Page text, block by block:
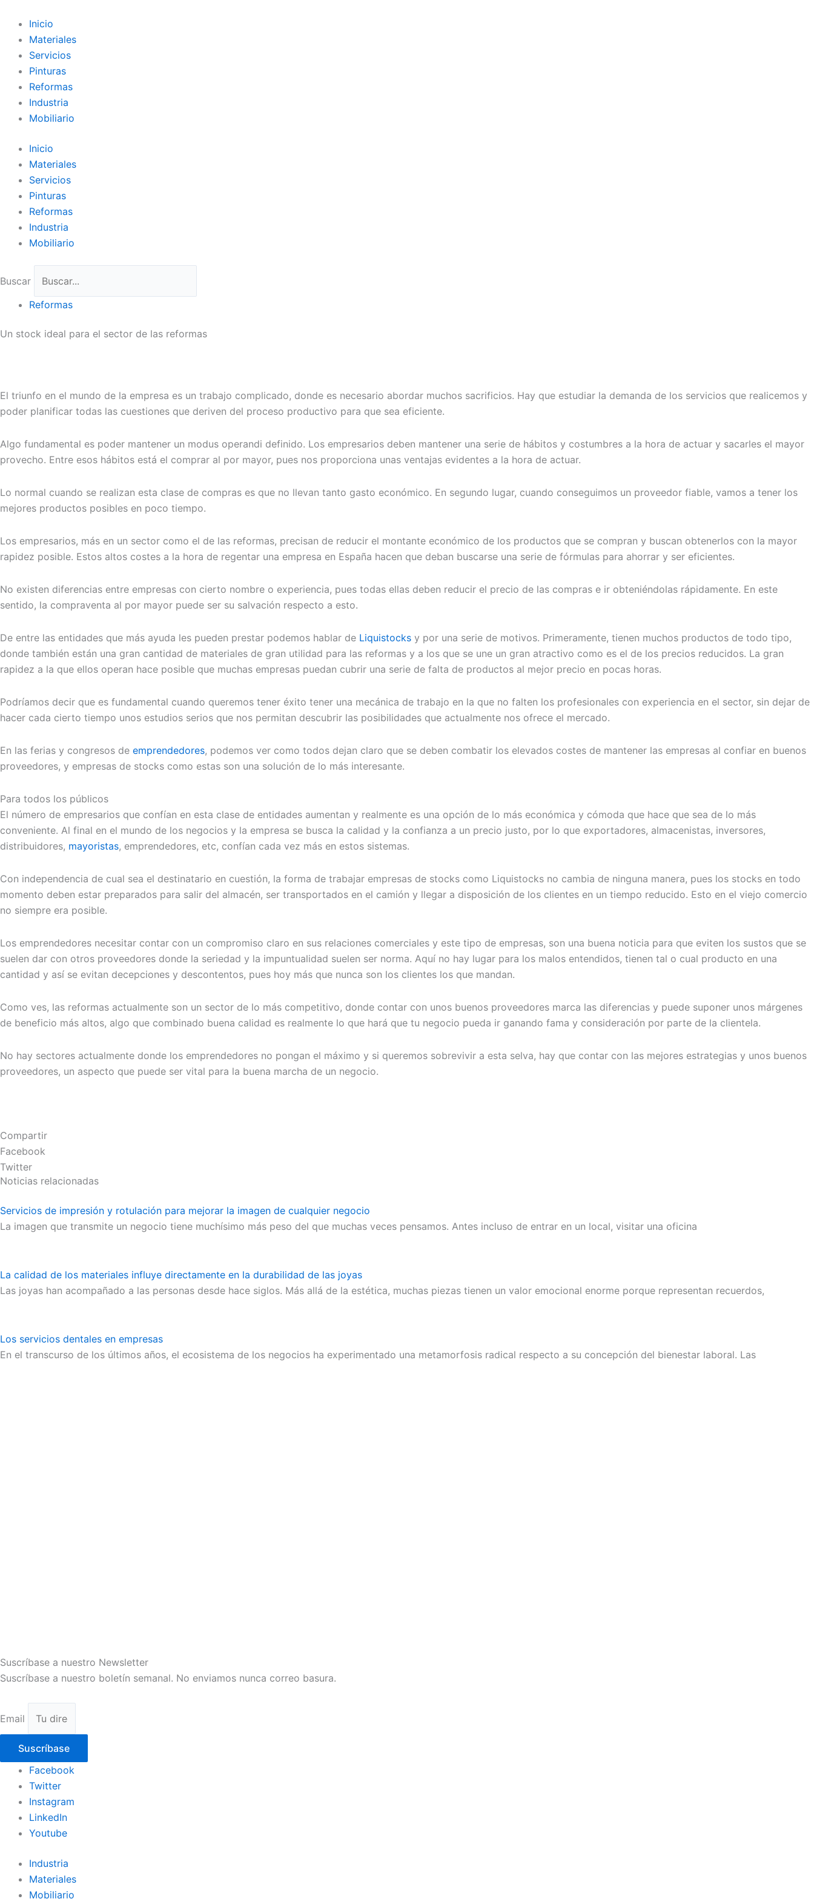
contenido
Inicio
Materiales
Servicios
Pinturas
Reformas
Industria
Mobiliario
Inicio
Materiales
Servicios
Pinturas
Reformas
Industria
Mobiliario
Buscar
Reformas
Un stock ideal para el sector de las reformas
El triunfo en el mundo de la empresa es un trabajo complicado, donde es necesario abordar muchos sacrificios. Hay que estudiar la demanda de los servicios que realicemos y
poder planificar todas las cuestiones que deriven del proceso productivo para que sea eficiente.
Algo fundamental es poder mantener un modus operandi definido. Los empresarios deben mantener una serie de hábitos y costumbres a la hora de actuar y sacarles el mayor
provecho. Entre esos hábitos está el comprar al por mayor, pues nos proporciona unas ventajas evidentes a la hora de actuar.
Lo normal cuando se realizan esta clase de compras es que no llevan tanto gasto económico. En segundo lugar, cuando conseguimos un proveedor fiable, vamos a tener los
mejores productos posibles en poco tiempo.
Los empresarios, más en un sector como el de las reformas, precisan de reducir el montante económico de los productos que se compran y buscan obtenerlos con la mayor
rapidez posible. Estos altos costes a la hora de regentar una empresa en España hacen que deban buscarse una serie de fórmulas para ahorrar y ser eficientes.
No existen diferencias entre empresas con cierto nombre o experiencia, pues todas ellas deben reducir el precio de las compras e ir obteniéndolas rápidamente. En este
sentido, la compraventa al por mayor puede ser su salvación respecto a esto.
De entre las entidades que más ayuda les pueden prestar podemos hablar de Liquistocks y por una serie de motivos. Primeramente, tienen muchos productos de todo tipo,
donde también están una gran cantidad de materiales de gran utilidad para las reformas y a los que se une un gran atractivo como es el de los precios reducidos. La gran
rapidez a la que ellos operan hace posible que muchas empresas puedan cubrir una serie de falta de productos al mejor precio en pocas horas.
Podríamos decir que es fundamental cuando queremos tener éxito tener una mecánica de trabajo en la que no falten los profesionales con experiencia en el sector, sin dejar de
hacer cada cierto tiempo unos estudios serios que nos permitan descubrir las posibilidades que actualmente nos ofrece el mercado.
En las ferias y congresos de emprendedores, podemos ver como todos dejan claro que se deben combatir los elevados costes de mantener las empresas al confiar en buenos
proveedores, y empresas de stocks como estas son una solución de lo más interesante.
Para todos los públicos
El número de empresarios que confían en esta clase de entidades aumentan y realmente es una opción de lo más económica y cómoda que hace que sea de lo más
conveniente. Al final en el mundo de los negocios y la empresa se busca la calidad y la confianza a un precio justo, por lo que exportadores, almacenistas, inversores,
distribuidores, mayoristas, emprendedores, etc, confían cada vez más en estos sistemas.
Con independencia de cual sea el destinatario en cuestión, la forma de trabajar empresas de stocks como Liquistocks no cambia de ninguna manera, pues los stocks en todo
momento deben estar preparados para salir del almacén, ser transportados en el camión y llegar a disposición de los clientes en un tiempo reducido. Esto en el viejo comercio
no siempre era posible.
Los emprendedores necesitar contar con un compromiso claro en sus relaciones comerciales y este tipo de empresas, son una buena noticia para que eviten los sustos que se
suelen dar con otros proveedores donde la seriedad y la impuntualidad suelen ser norma. Aquí no hay lugar para los malos entendidos, tienen tal o cual producto en una
cantidad y así se evitan decepciones y descontentos, pues hoy más que nunca son los clientes los que mandan.
Como ves, las reformas actualmente son un sector de lo más competitivo, donde contar con unos buenos proveedores marca las diferencias y puede suponer unos márgenes
de beneficio más altos, algo que combinado buena calidad es realmente lo que hará que tu negocio pueda ir ganando fama y consideración por parte de la clientela.
No hay sectores actualmente donde los emprendedores no pongan el máximo y si queremos sobrevivir a esta selva, hay que contar con las mejores estrategias y unos buenos
proveedores, un aspecto que puede ser vital para la buena marcha de un negocio.
Compartir
Facebook
Twitter
Noticias relacionadas
Servicios de impresión y rotulación para mejorar la imagen de cualquier negocio
La imagen que transmite un negocio tiene muchísimo más peso del que muchas veces pensamos. Antes incluso de entrar en un local, visitar una oficina
La calidad de los materiales influye directamente en la durabilidad de las joyas
Las joyas han acompañado a las personas desde hace siglos. Más allá de la estética, muchas piezas tienen un valor emocional enorme porque representan recuerdos,
Los servicios dentales en empresas
En el transcurso de los últimos años, el ecosistema de los negocios ha experimentado una metamorfosis radical respecto a su concepción del bienestar laboral. Las
Suscríbase a nuestro Newsletter
Suscríbase a nuestro boletín semanal. No enviamos nunca correo basura.
Email
Suscríbase
Facebook
Twitter
Instagram
LinkedIn
Youtube
Industria
Materiales
Mobiliario